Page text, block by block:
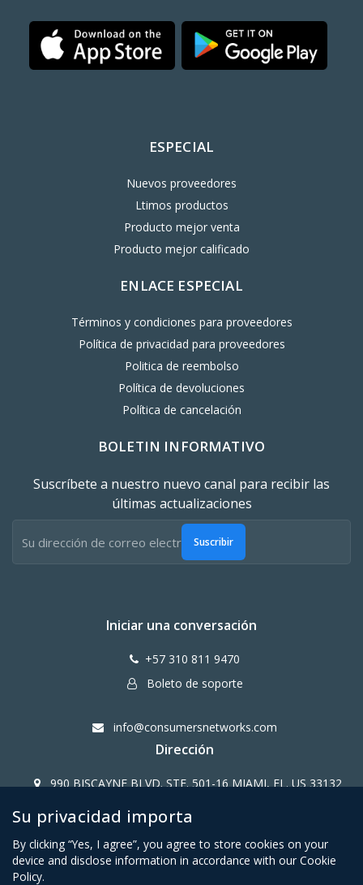
ESPECIAL
Nuevos proveedores
Ltimos productos
Producto mejor venta
Producto mejor calificado
ENLACE ESPECIAL
Términos y condiciones para proveedores
Política de privacidad para proveedores
Politica de reembolso
Política de devoluciones
Política de cancelación
BOLETIN INFORMATIVO
Suscríbete a nuestro nuevo canal para recibir las
últimas actualizaciones
Suscribir
Iniciar una conversación
+57 310 811 9470
Boleto de soporte
info@consumersnetworks.com
Dirección
990 BISCAYNE BLVD. STE. 501-16 MIAMI, FL. US 33132
Copy Right CONSUMERS NETWORK@2024
Su privacidad importa
By clicking “Yes, I agree”, you agree to store cookies on your
device and disclose information in accordance with our Cookie
Policy.